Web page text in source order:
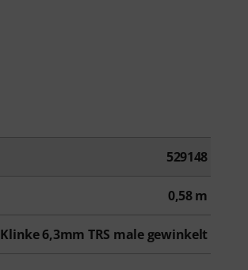
529148
0,58 m
Klinke 6,3mm TRS male gewinkelt